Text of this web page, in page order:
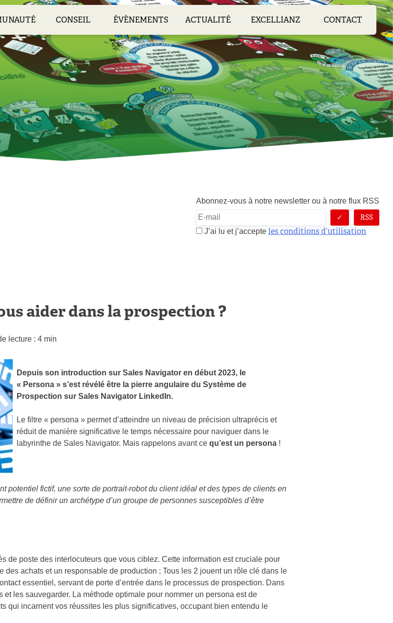
CONSEIL ÉVÈNEMENTS ACTUALITÉ EXCELLIANZ CONTACT
Abonnez-vous à notre newsletter ou à notre flux RSS
RSS
J’ai lu et j’accepte les conditions d’utilisation
aider dans la prospection ?
lecture : 4 min
Depuis son introduction sur Sales Navigator en début 2023, le
« Persona » s’est révélé être la pierre angulaire du Système de
Prospection sur Sales Navigator LinkedIn.
Le filtre « persona » permet d’atteindre un niveau de précision ultraprécis et
réduit de manière significative le temps nécessaire pour naviguer dans le
labyrinthe de Sales Navigator. Mais rappelons avant ce qu’est un persona!
fictif, une sorte de portrait-robot du client idéal et des types de clients en
de définir un archétype d’un groupe de personnes susceptibles d’être
de poste des interlocuteurs que vous ciblez. Cette information est cruciale pour
achats et un responsable de production ; Tous les 2 jouent un rôle clé dans le
essentiel, servant de porte d’entrée dans le processus de prospection. Dans
les sauvegarder. La méthode optimale pour nommer un persona est de
qui incarnent vos réussites les plus significatives, occupant bien entendu le